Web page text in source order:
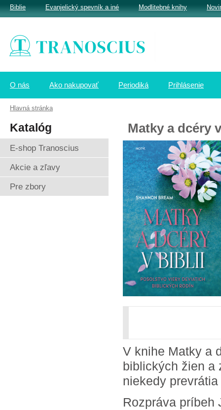
O nás Ako nakupovať Periodiká Prihlásenie
Matky a dcéry
V knihe Matky a
biblických žien a
niekedy
Rozpráva príbeh
Katalóg
E-shop Tranoscius
Akcie a zľavy
Pre zbory
Biblie Evanjelický spevník a iné Modlitebné knihy
Hlavná stránka